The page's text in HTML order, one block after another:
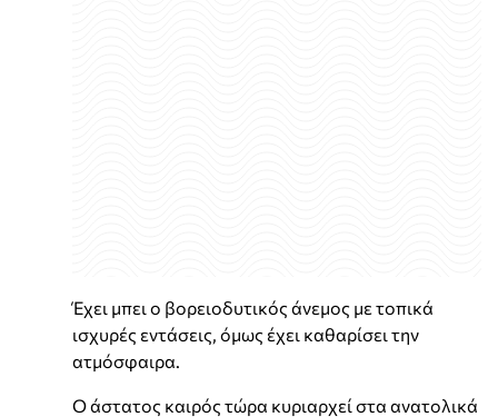
Έχει μπει ο βορειοδυτικός άνεμος με τοπικά
ισχυρές εντάσεις, όμως έχει καθαρίσει την
ατμόσφαιρα.
Ο άστατος καιρός τώρα κυριαρχεί στα ανατολικά